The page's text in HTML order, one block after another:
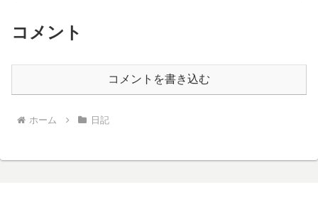
コメント
コメントを書き込む
ホーム 日記